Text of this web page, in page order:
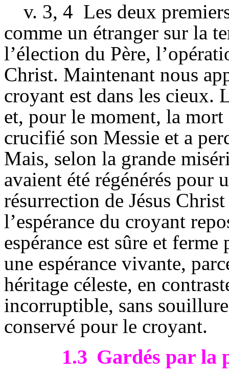
v. 3, 4 Les deux
comme un étranger sur la
l’élection du Père,
Christ. Maintenant nous
croyant est dans les cieux.
et, pour le moment, la
crucifié son Messie et a
Mais, selon la grande
avaient été régénérés pour
résurrection de Jésus
l’espérance du croyant
espérance est sûre et ferme
une espérance vivante,
héritage céleste, en
incorruptible, sans
conservé pour le croyant.
1.3 Gardés par la